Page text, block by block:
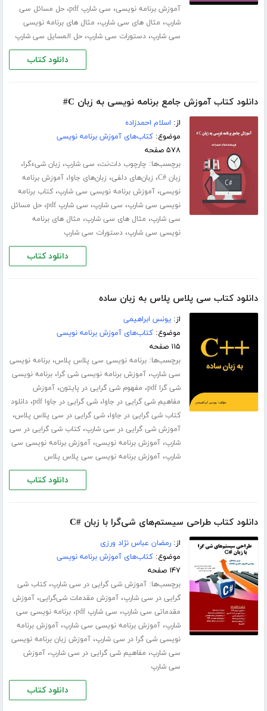
آموزش برنامه نویسی، سی شارپ pdf ،حل مسائل سی
شارپ، مثال های سی شارپ، مثال های برنامه نویسی
سی شارپ،دستورات سی شارپ،حل المسایل سی شارپ
دانلود کتاب
دانلود کتاب آموزش جامع برنامه نویسی به زبان C#
از: اسلام احمدزاده
موضوع:کتاب‌های آموزش برنامه نویسی
۵۷۸ صفحه
برچسب‌ها: چارچوب دات‌نت، سی شارپ، زبان شیءگرا،
زبان #C ، زبان‌های دلفی، زبان‌های جاوا،آموزش برنامه
نویسی،آموزش برنامه نویسی سی شارپ،کتاب برنامه
نویسی سی شارپ، سی شارپ، سی شارپ pdf ،حل مسائل
سی شارپ، مثال های سی شارپ، مثال های برنامه
نویسی سی شارپ،دستورات سی شارپ
دانلود کتاب
دانلود کتاب سی پلاس پلاس به زبان ساده
از:یونس ابراهیمی
موضوع:کتاب‌های آموزش برنامه نویسی
۱۱۵ صفحه
برچسب‌ها:برنامه نویسی سی پلاس پلاس،برنامه نویسی
سی شارپ،آموزش برنامه نویسی شی گرا،برنامه نویسی
شی گرا pdf
، مفهوم شی گرایی در پایتون،آموزش
مفاهیم شی گرایی در جاوا،شی گرایی در جاوا pdf ،دانلود
کتاب شی گرایی در جاوا،شی گرایی در سی پلاس پلاس،
آموزش شی گرایی در سی شارپ،کتاب شی گرایی در سی
شارپ،آموزش برنامه نویسی،آموزش برنامه ­نویسی سی
شارپ،آموزش برنامه نویسی سی پلاس پلاس
دانلود کتاب
دانلود کتاب طراحی سیستم‌های شی‌گرا با زبان #C
از:رمضان عباس نژاد ورزی
موضوع:کتاب‌های آموزش برنامه نویسی
۱۴۷ صفحه
برچسب‌ها:آموزش شی گرایی در سی شارپ،کتاب شی
گرایی در سی شارپ،آموزش مقدمات شی‌گرایی،آموزش
مقدماتی سی شارپ، سی شارپ pdf ،برنامه نویسی سی
شارپ،آموزش برنامه ­نویسی سی شارپ،آموزش برنامه
نویسی شی گرا در سی شارپ،آموزش زبان برنامه ­نویسی
سی شارپ، مفاهیم شی گرایی در سی شارپ،آموزش
سی شارپ
دانلود کتاب